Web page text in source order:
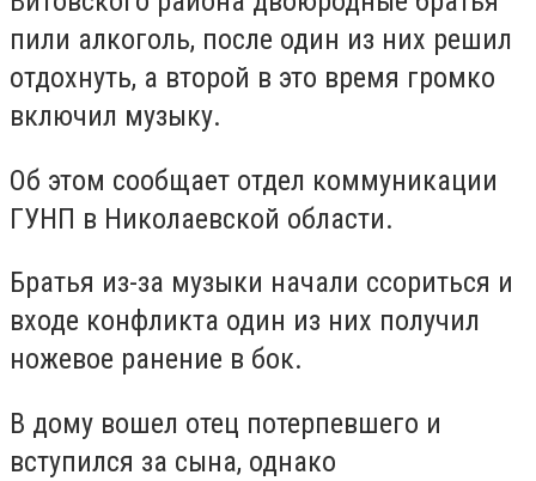
пили алкоголь, после один из них решил
отдохнуть, а второй в это время громко
включил музыку.
Об этом сообщает отдел коммуникации
ГУНП в Николаевской области.
Братья из-за музыки начали ссориться и
входе конфликта один из них получил
ножевое ранение в бок.
В дому вошел отец потерпевшего и
вступился за сына, однако